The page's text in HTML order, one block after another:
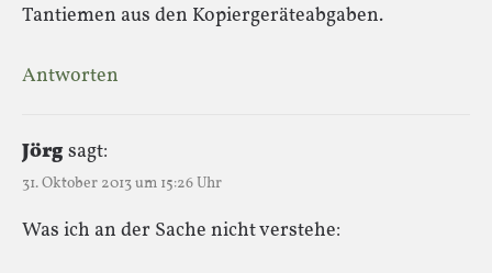
Tantiemen aus den Kopiergeräteabgaben.
Antworten
Jörgsagt:
31. Oktober 2013 um 15:26 Uhr
Was ich an der Sache nicht verstehe: